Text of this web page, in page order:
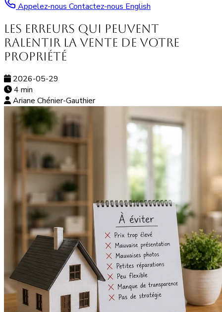
Appelez-nous Contactez-nous English
Les erreurs qui peuvent
ralentir la vente de votre
propriété
2026-05-29
4 min
Ariane Chénier-Gauthier